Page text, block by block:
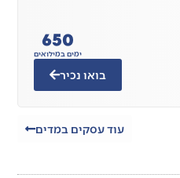
ימים במילואים
650
בואו נכיר
עוד עסקים במדים